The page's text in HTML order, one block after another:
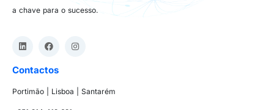
a chave para o sucesso.
Contactos
Portimão | Lisboa | Santarém